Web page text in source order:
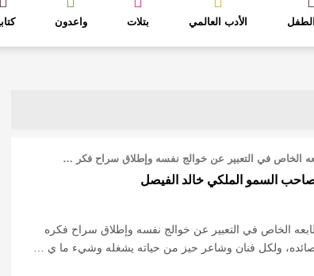
الأدب العالمي بتلات واعدون
الخاص في التعبير عن خوالج نفسه وإطلاق سراح فكر …
السمو الملكي خالد الفيصل
الخاص في التعبير عن خوالج نفسه وإطلاق سراح فكره
ولكل فنان وشاعر حيز من حياته يشغله وشيء ما ي …